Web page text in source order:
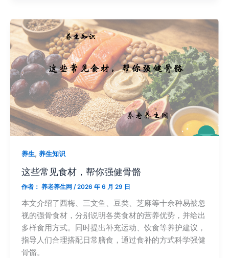
养生, 养生知识
这些常见食材，帮你强健骨骼
作者： 养老养生网 /2026 年 6 月 29 日
本文介绍了西梅、三文鱼、豆类、芝麻等十余种易被忽
视的强骨食材，分别说明各类食材的营养优势，并给出
多样食用方式。同时提出补充运动、饮食等养护建议，
指导人们合理搭配日常膳食，通过食补的方式科学强健
骨骼。